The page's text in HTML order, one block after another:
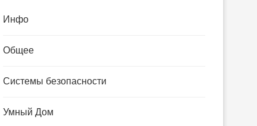
Инфо
Общее
Системы безопасности
Умный Дом